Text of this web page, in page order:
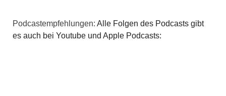
g
Podcastempfehlungen: Alle Folgen des Podcasts gibt
es auch bei Youtube und Apple Podcasts: